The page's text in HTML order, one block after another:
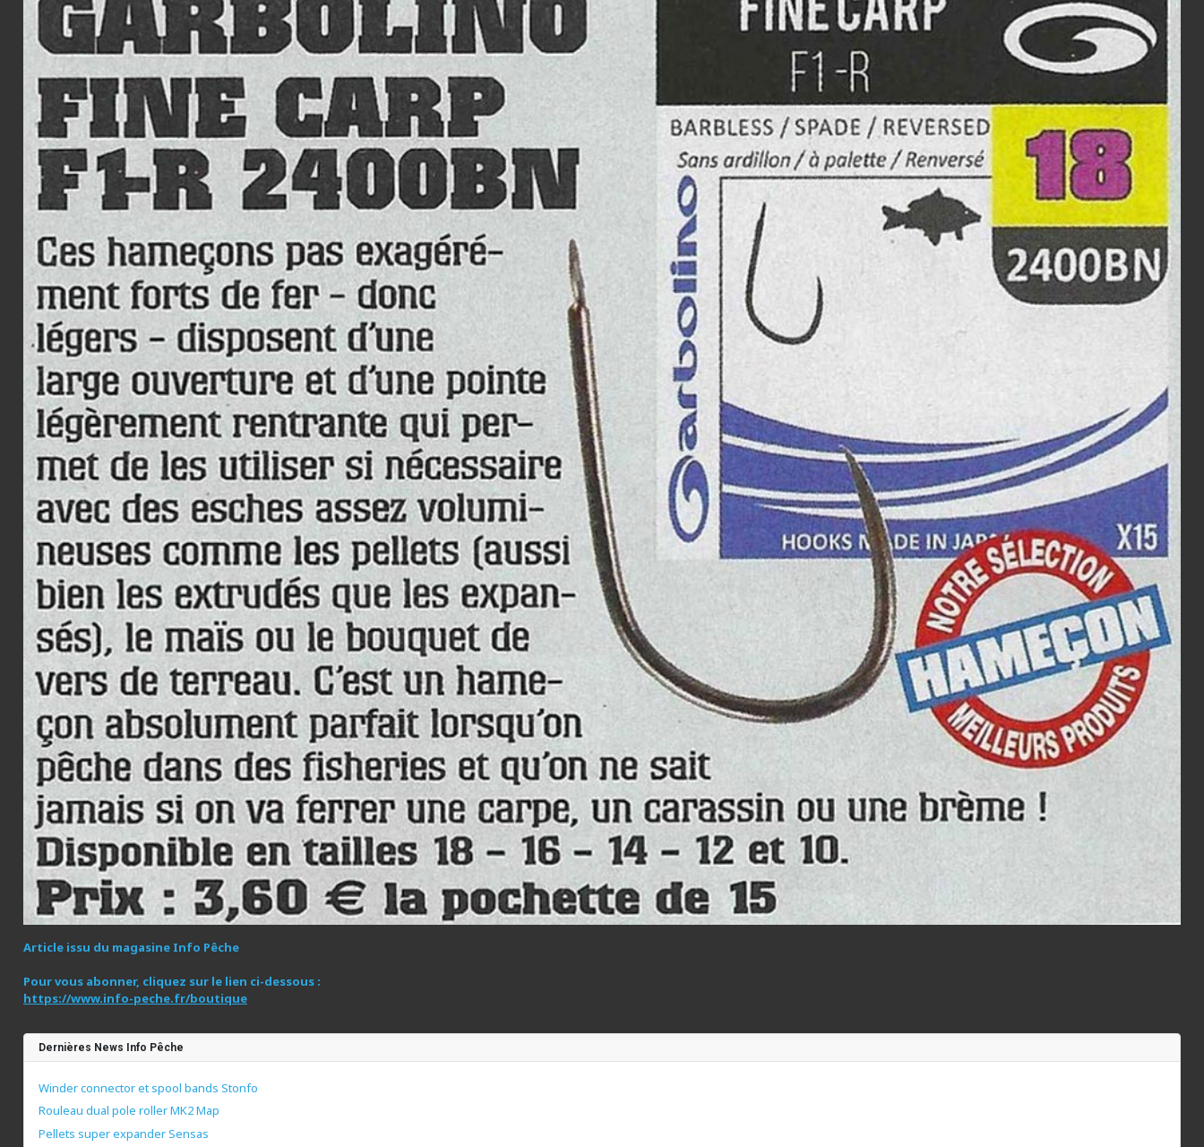
Article issu du magasine Info Pêche
Pour vous abonner, cliquez sur le lien ci-dessous :
https://www.info-peche.fr/boutique
Dernières News Info Pêche
Winder connector et spool bands Stonfo
Rouleau dual pole roller MK2 Map
Pellets super expander Sensas